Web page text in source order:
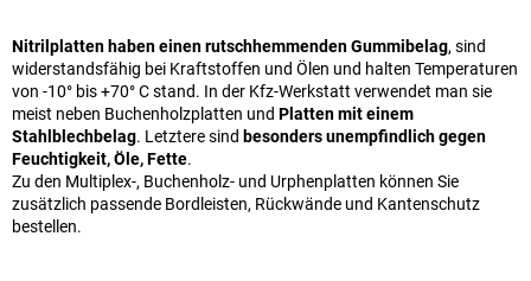
Nitrilplatten haben einen rutschhemmenden Gummibelag, sind
widerstandsfähig bei Kraftstoffen und Ölen und halten Temperaturen
von -10° bis +70° C stand. In der Kfz-Werkstatt verwendet man sie
meist neben Buchenholzplatten und Platten mit einem
Stahlblechbelag. Letztere sind besonders unempfindlich gegen
Feuchtigkeit, Öle, Fette.
Zu den Multiplex-, Buchenholz- und Urphenplatten können Sie
zusätzlich passende Bordleisten, Rückwände und Kantenschutz
bestellen.